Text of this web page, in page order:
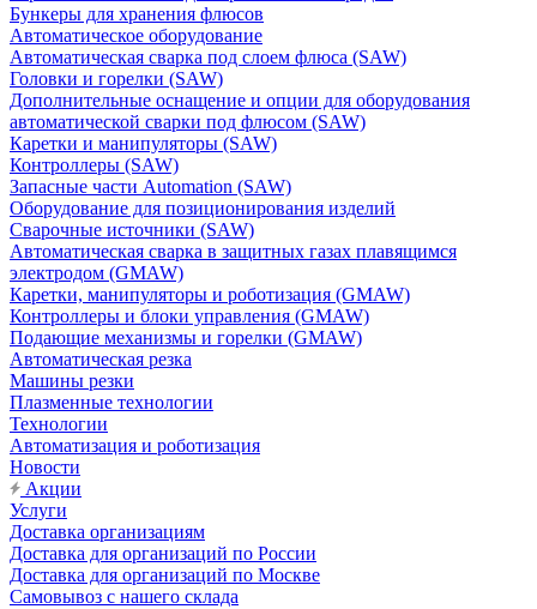
Бункеры для хранения флюсов
Автоматическое оборудование
Автоматическая сварка под слоем флюса (SAW)
Головки и горелки (SAW)
Дополнительные оснащение и опции для оборудования
автоматической сварки под флюсом (SAW)
Каретки и манипуляторы (SAW)
Контроллеры (SAW)
Запасные части Automation (SAW)
Оборудование для позиционирования изделий
Сварочные источники (SAW)
Автоматическая сварка в защитных газах плавящимся
электродом (GMAW)
Каретки, манипуляторы и роботизация (GMAW)
Контроллеры и блоки управления (GMAW)
Подающие механизмы и горелки (GMAW)
Автоматическая резка
Машины резки
Плазменные технологии
Технологии
Автоматизация и роботизация
Новости
Акции
Услуги
Доставка организациям
Доставка для организаций по России
Доставка для организаций по Москве
Самовывоз с нашего склада